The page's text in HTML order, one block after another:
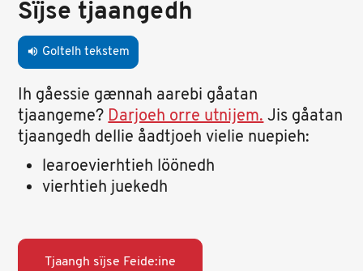
tabs
Sïjse tjaangedh
volume_up Goltelh tekstem
Ih gåessie gænnah aarebi gåatan
tjaangeme?Darjoeh orre utnijem.Jis gåatan
tjaangedh dellie åadtjoeh vielie nuepieh:
learoevierhtieh löönedh
vierhtieh juekedh
Tjaangh sïjse Feide:ine